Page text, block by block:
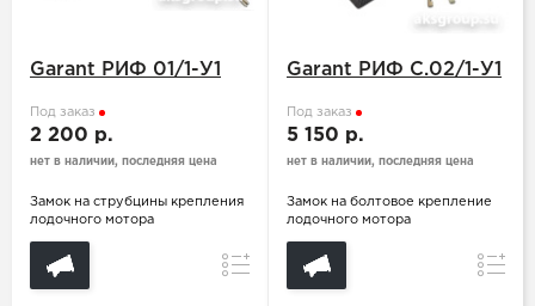
Garant РИФ 01/1-У1
Под заказ
2 200 р.
нет в наличии, последняя цена
Замок на струбцины крепления
лодочного мотора
Сравнение
Garant РИФ C.02/1-У1
Под заказ
5 150 р.
нет в наличии, последняя цена
Замок на болтовое крепление
лодочного мотора